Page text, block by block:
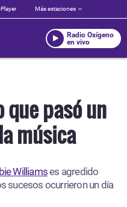
Más estaciones
Radio Oxígeno
en vivo
que pasó un
música
Williamses agredido
sucesos ocurrieron un día